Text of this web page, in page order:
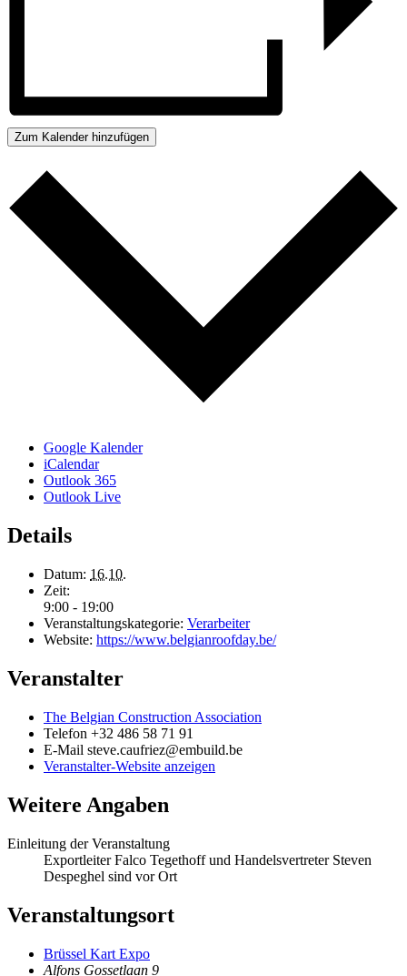
Zum Kalender hinzufügen
Google Kalender
iCalendar
Outlook 365
Outlook Live
Details
Datum: 16.10.
Zeit:
9:00 - 19:00
Veranstaltungskategorie: Verarbeiter
Website: https://www.belgianroofday.be/
Veranstalter
The Belgian Construction Association
Telefon +32 486 58 71 91
E-Mail steve.caufriez@embuild.be
Veranstalter-Website anzeigen
Weitere Angaben
Einleitung der Veranstaltung
Exportleiter Falco Tegethoff und Handelsvertreter Steven
Despeghel sind vor Ort
Veranstaltungsort
Brüssel Kart Expo
Alfons Gossetlaan 9